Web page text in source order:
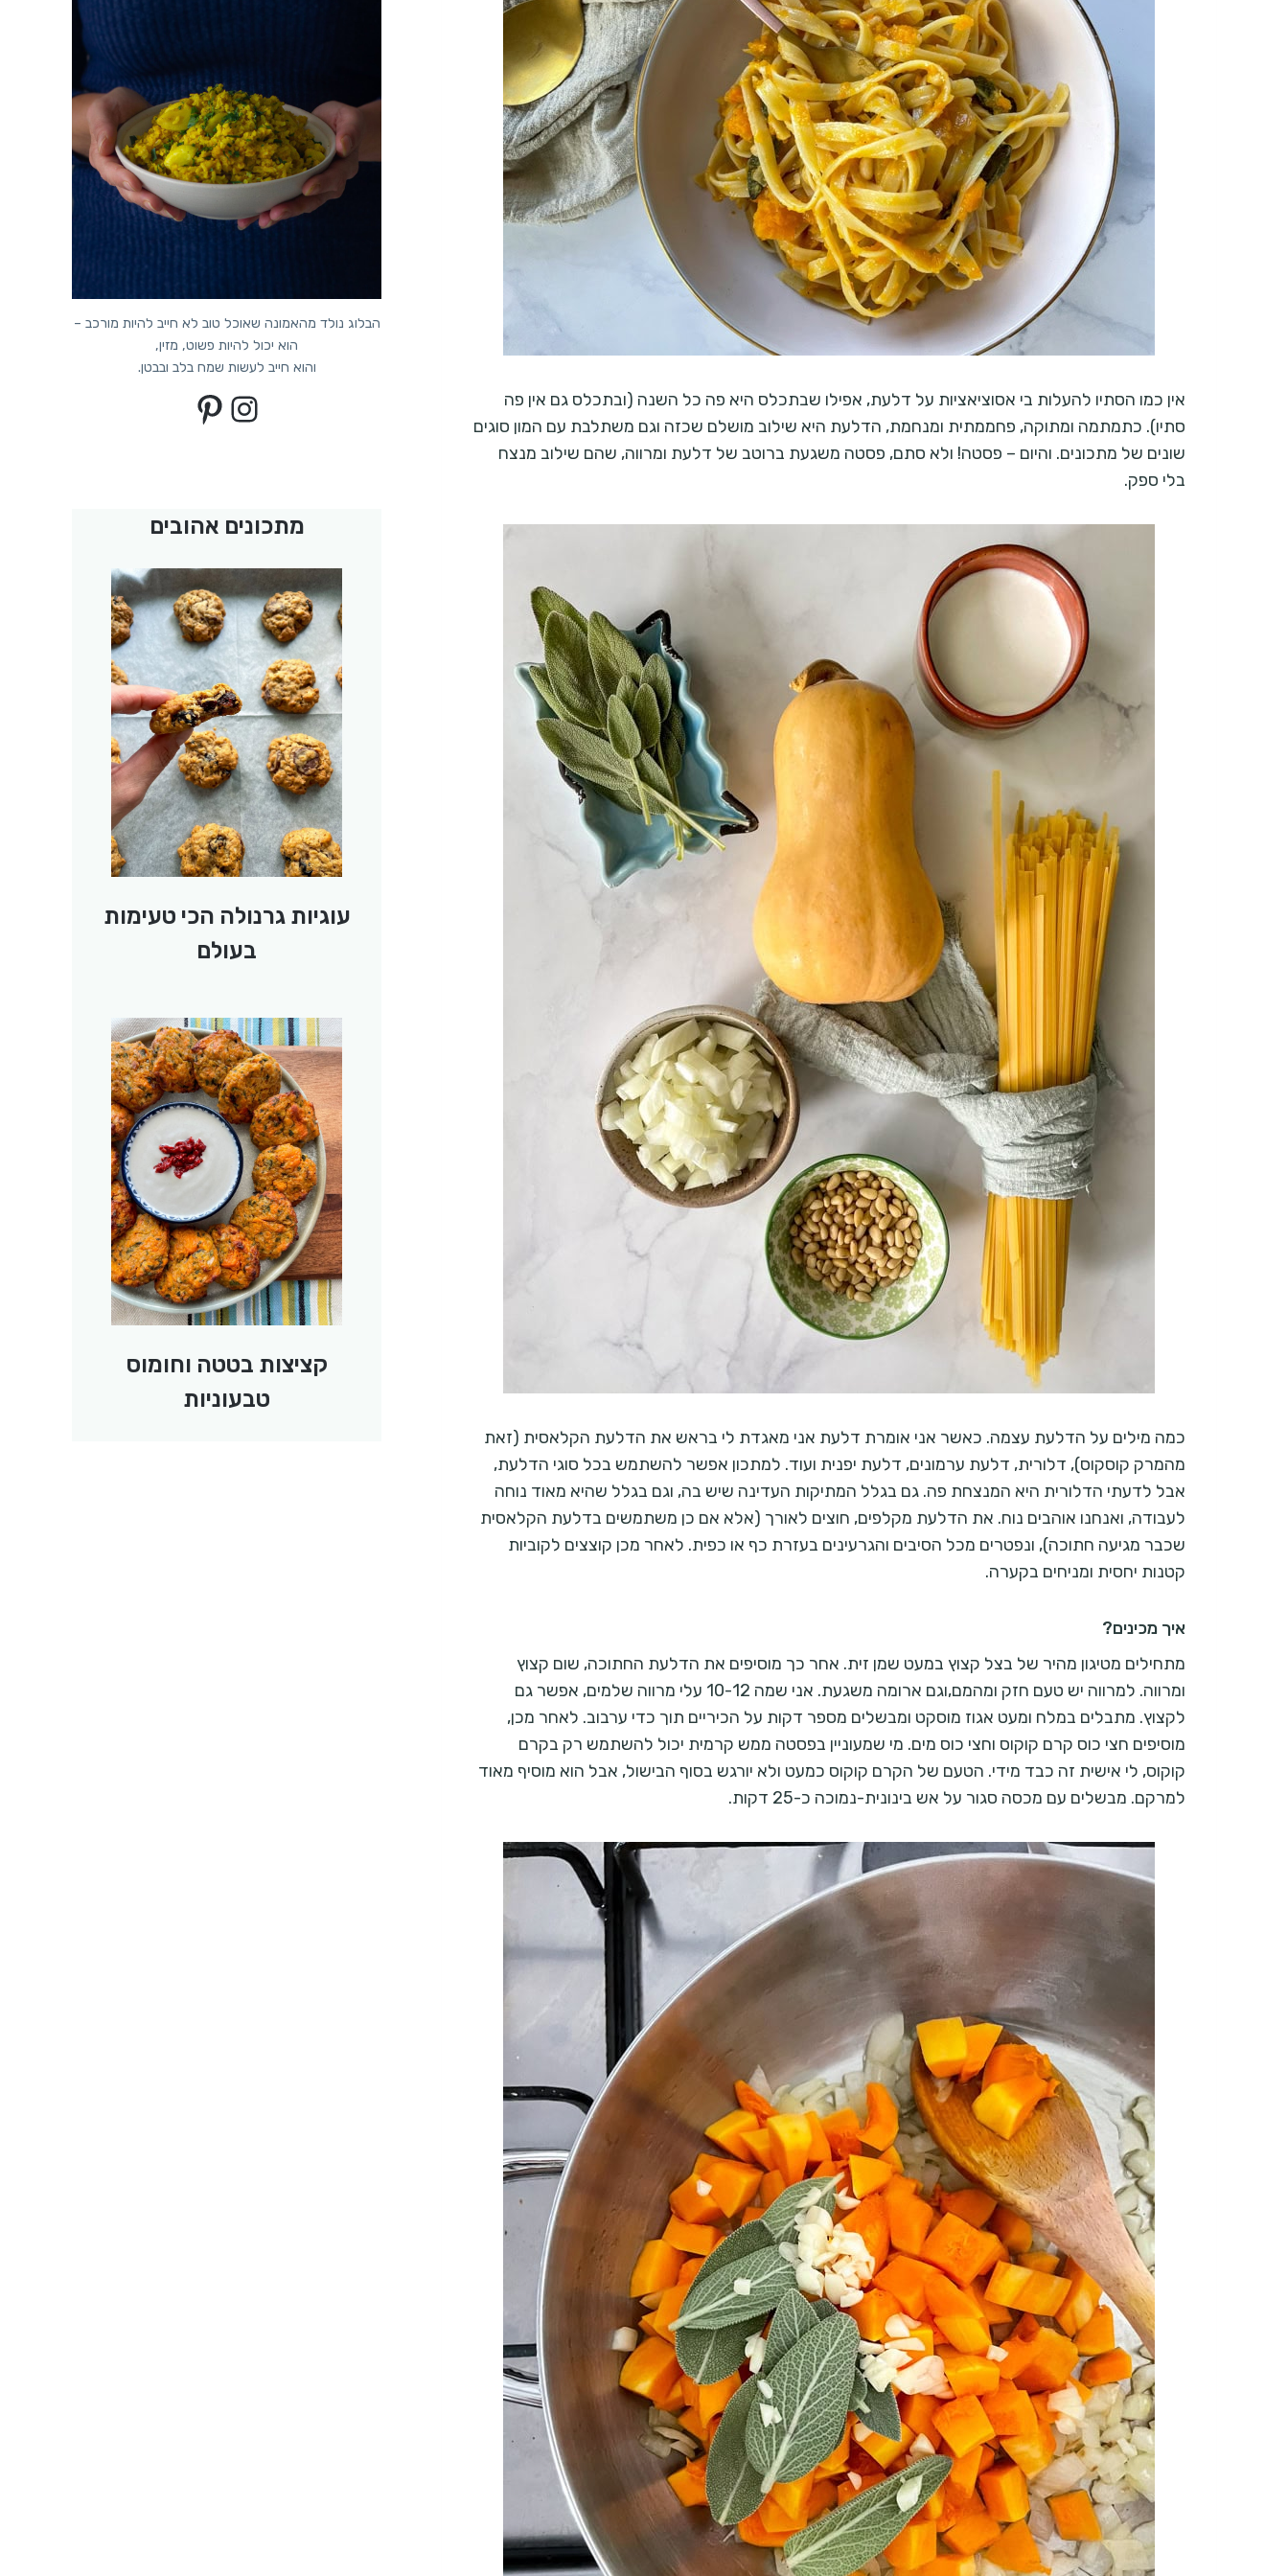
אין כמו הסתיו להעלות בי אסוציאציות על דלעת, אפילו שבתכלס היא פה כל השנה (ובתכלס גם אין פה
סתיו). כתמתמה ומתוקה, פחממתית ומנחמת, הדלעת היא שילוב מושלם שכזה וגם משתלבת עם המון סוגים
שונים של מתכונים. והיום – פסטה! ולא סתם, פסטה משגעת ברוטב של דלעת ומרווה, שהם שילוב מנצח
בלי ספק.
כמה מילים על הדלעת עצמה. כאשר אני אומרת דלעת אני מאגדת לי בראש את הדלעת הקלאסית (זאת
מהמרק קוסקוס), דלורית, דלעת ערמונים, דלעת יפנית ועוד. למתכון אפשר להשתמש בכל סוגי הדלעת,
אבל לדעתי הדלורית היא המנצחת פה. גם בגלל המתיקות העדינה שיש בה, וגם בגלל שהיא מאוד נוחה
לעבודה, ואנחנו אוהבים נוח. את הדלעת מקלפים, חוצים לאורך (אלא אם כן משתמשים בדלעת הקלאסית
שכבר מגיעה חתוכה), ונפטרים מכל הסיבים והגרעינים בעזרת כף או כפית. לאחר מכן קוצצים לקוביות
קטנות יחסית ומניחים בקערה.
איך מכינים?
מתחילים מטיגון מהיר של בצל קצוץ במעט שמן זית. אחר כך מוסיפים את הדלעת החתוכה, שום קצוץ
ומרווה. למרווה יש טעם חזק ומהמם,וגם ארומה משגעת. אני שמה 10-12 עלי מרווה שלמים, אפשר גם
לקצוץ. מתבלים במלח ומעט אגוז מוסקט ומבשלים מספר דקות על הכיריים תוך כדי ערבוב. לאחר מכן,
מוסיפים חצי כוס קרם קוקוס וחצי כוס מים. מי שמעוניין בפסטה ממש קרמית יכול להשתמש רק בקרם
קוקוס, לי אישית זה כבד מידי. הטעם של הקרם קוקוס כמעט ולא יורגש בסוף הבישול, אבל הוא מוסיף מאוד
למרקם. מבשלים עם מכסה סגור על אש בינונית-נמוכה כ-25 דקות.
הבלוג נולד מהאמונה שאוכל טוב לא חייב להיות מורכב –
הוא יכול להיות פשוט, מזין,
והוא חייב לעשות שמח בלב ובבטן.
Instagram
Pinterest
מתכונים אהובים
עוגיות גרנולה הכי טעימות
בעולם
קציצות בטטה וחומוס
טבעוניות